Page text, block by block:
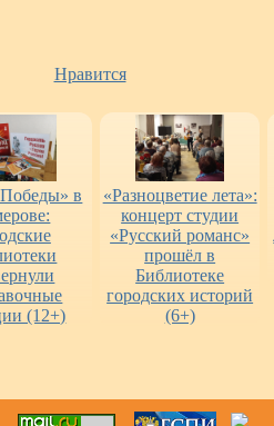
Нравится
в
(12+)
«Разноцветие лета»:
концерт студии
«Русский романс»
прошёл в
Библиотеке
городских историй
(6+)